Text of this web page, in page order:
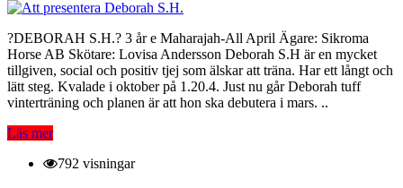
?DEBORAH S.H.? 3 år e Maharajah-All April Ägare: Sikroma
Horse AB Skötare: Lovisa Andersson Deborah S.H är en mycket
tillgiven, social och positiv tjej som älskar att träna. Har ett långt och
lätt steg. Kvalade i oktober på 1.20.4. Just nu går Deborah tuff
vinterträning och planen är att hon ska debutera i mars. ..
Läs mer
792 visningar